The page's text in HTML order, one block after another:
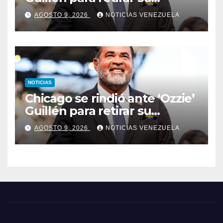
número
AGOSTO 9, 2026 NOTICIAS VENEZUELA
NOTICIAS
Chicago se rindió ante ‘Ozzie’
Guillén para retirar su
número
AGOSTO 9, 2026 NOTICIAS VENEZUELA